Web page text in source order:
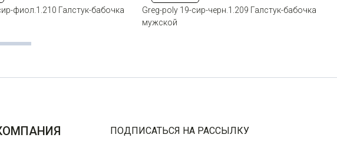
фиол.1.210 Галстук-бабочка
Greg-poly 19-сир-черн.1.209 Галстук-бабочка
мужской
ПОДПИСАТЬСЯ НА РАССЫЛКУ